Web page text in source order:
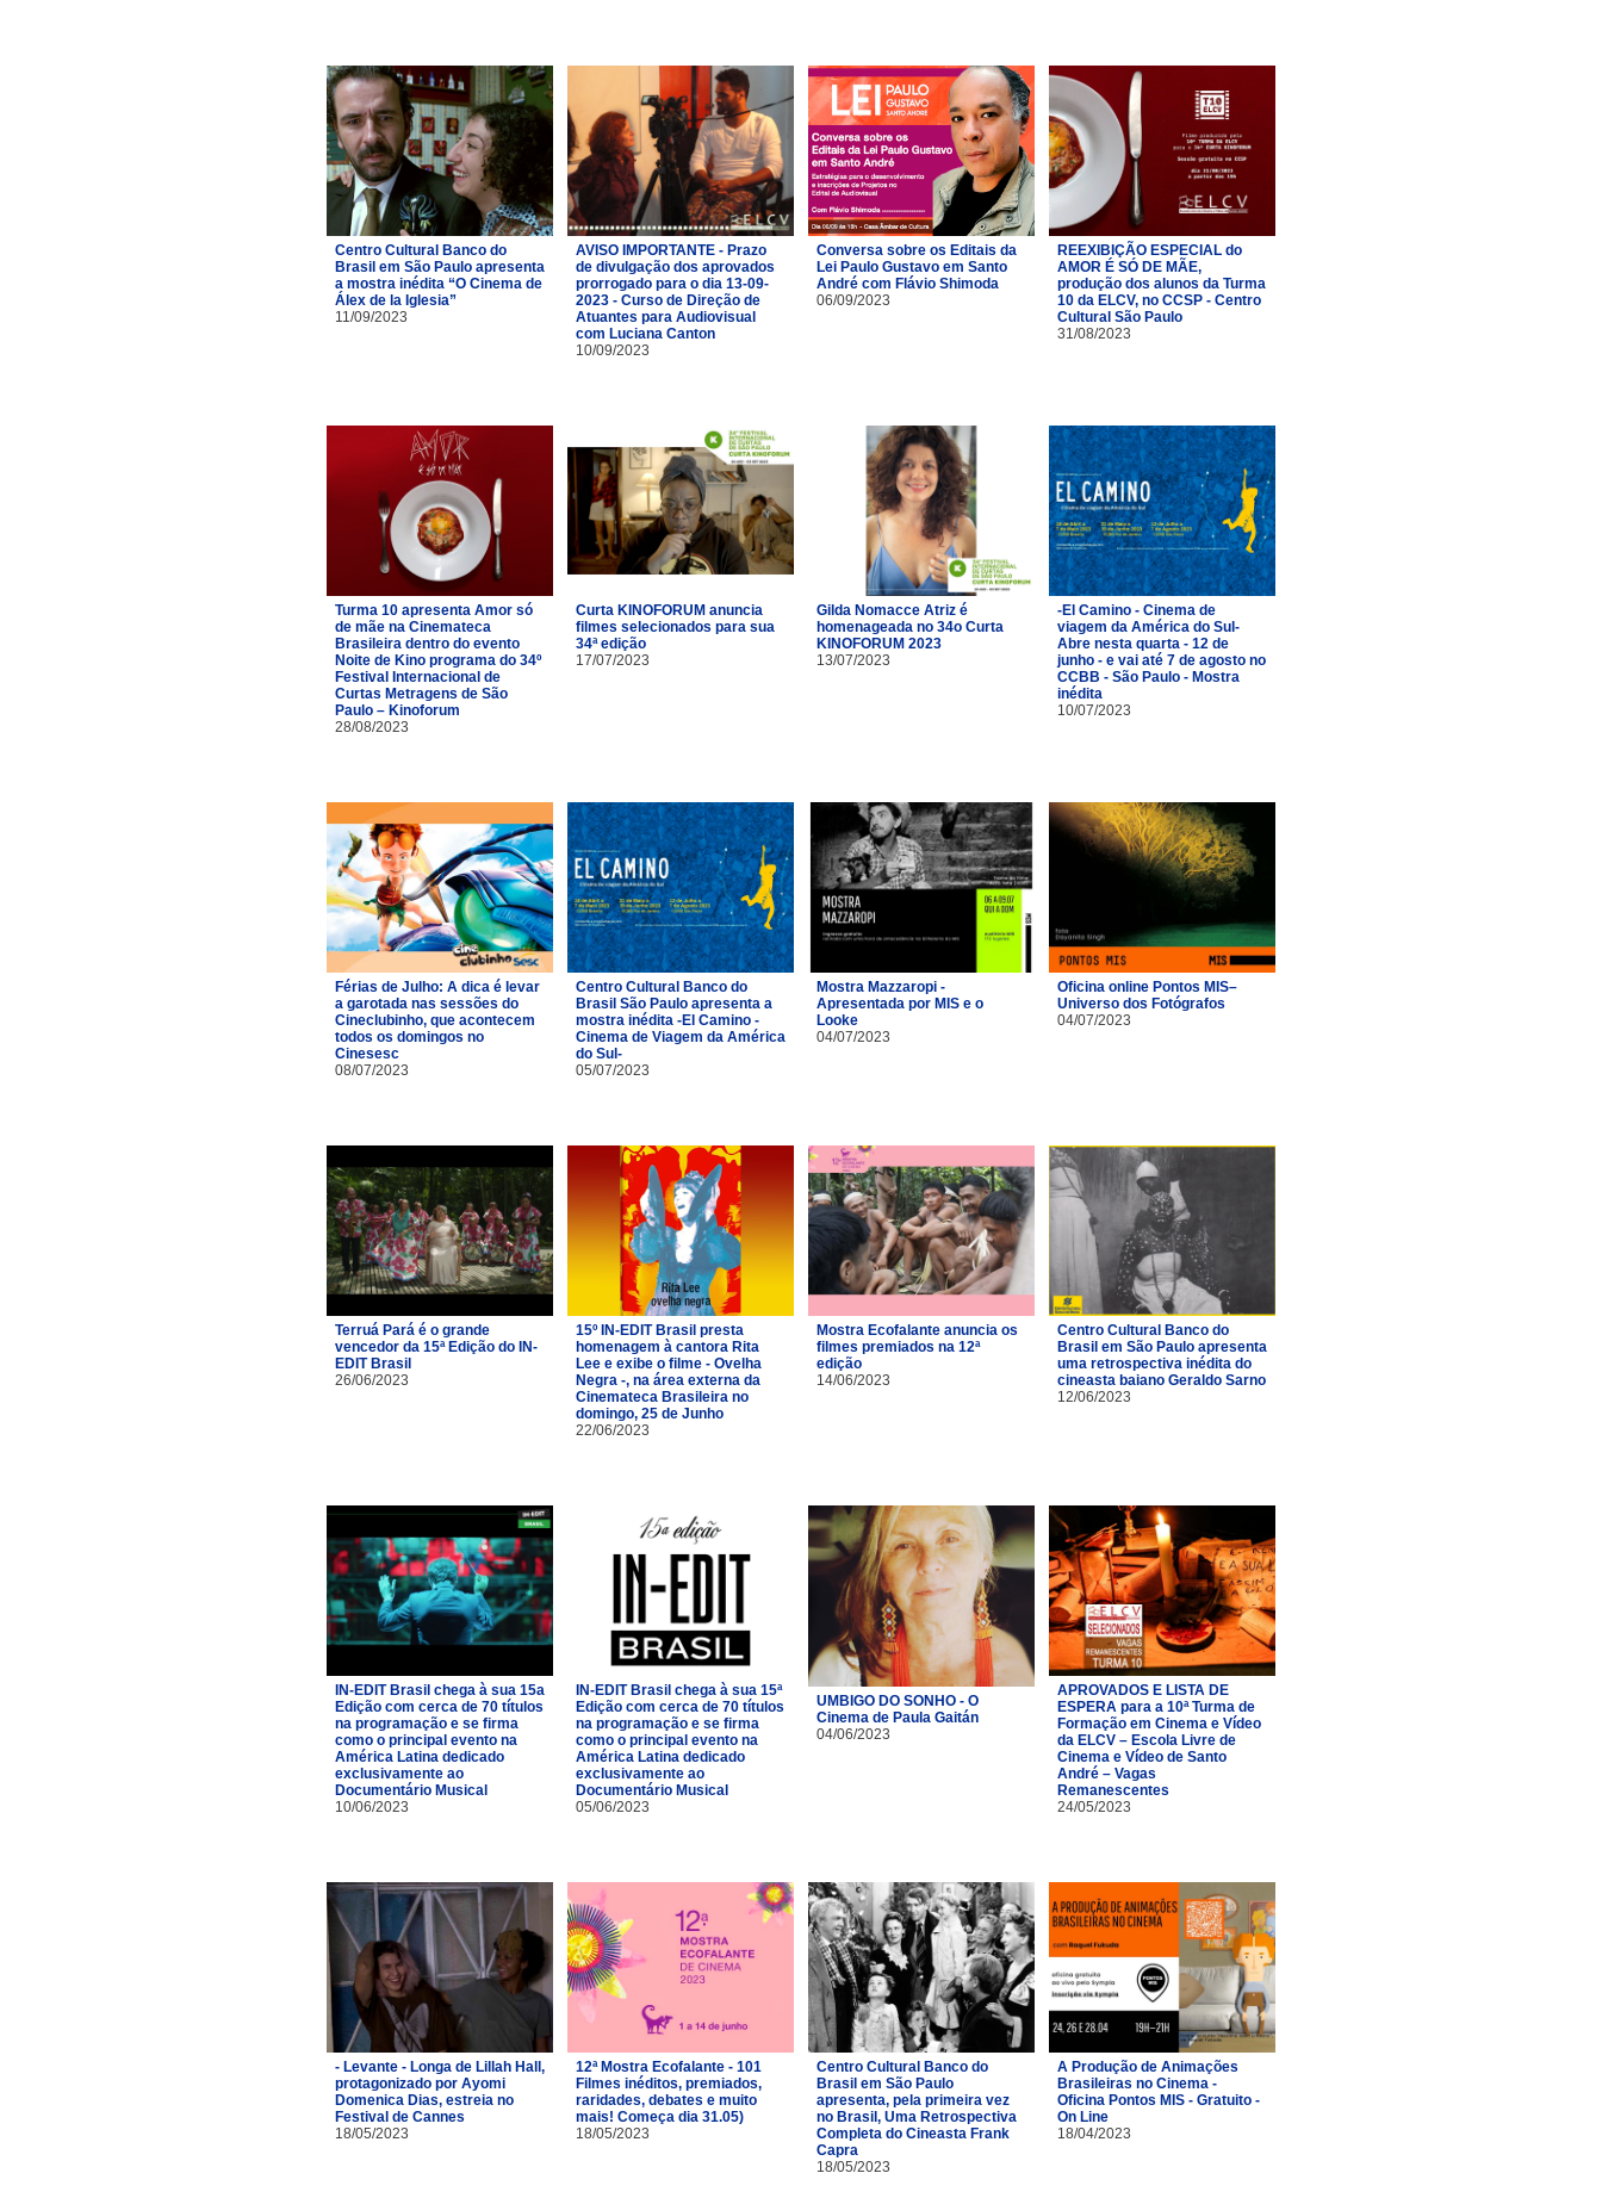
Centro Cultural Banco do
Brasil em São Paulo apresenta
a mostra inédita “O Cinema de
Álex de la Iglesia”
11/09/2023
AVISO IMPORTANTE - Prazo
de divulgação dos aprovados
prorrogado para o dia 13-09-
2023 - Curso de Direção de
Atuantes para Audiovisual
com Luciana Canton
10/09/2023
Conversa sobre os Editais da
Lei Paulo Gustavo em Santo
André com Flávio Shimoda
06/09/2023
REEXIBIÇÃO ESPECIAL do
AMOR É SÓ DE MÃE,
produção dos alunos da Turma
10 da ELCV, no CCSP - Centro
Cultural São Paulo
31/08/2023
Turma 10 apresenta Amor só
de mãe na Cinemateca
Brasileira dentro do evento
Noite de Kino programa do 34º
Festival Internacional de
Curtas Metragens de São
Paulo – Kinoforum
28/08/2023
Curta KINOFORUM anuncia
filmes selecionados para sua
34ª edição
17/07/2023
Gilda Nomacce Atriz é
homenageada no 34o Curta
KINOFORUM 2023
13/07/2023
-El Camino - Cinema de
viagem da América do Sul-
Abre nesta quarta - 12 de
junho - e vai até 7 de agosto no
CCBB - São Paulo - Mostra
inédita
10/07/2023
Férias de Julho: A dica é levar
a garotada nas sessões do
Cineclubinho, que acontecem
todos os domingos no
Cinesesc
08/07/2023
Centro Cultural Banco do
Brasil São Paulo apresenta a
mostra inédita -El Camino -
Cinema de Viagem da América
do Sul-
05/07/2023
Mostra Mazzaropi -
Apresentada por MIS e o
Looke
04/07/2023
Oficina online Pontos MIS–
Universo dos Fotógrafos
04/07/2023
Terruá Pará é o grande
vencedor da 15ª Edição do IN-
EDIT Brasil
26/06/2023
15º IN-EDIT Brasil presta
homenagem à cantora Rita
Lee e exibe o filme - Ovelha
Negra -, na área externa da
Cinemateca Brasileira no
domingo, 25 de Junho
22/06/2023
Mostra Ecofalante anuncia os
filmes premiados na 12ª
edição
14/06/2023
Centro Cultural Banco do
Brasil em São Paulo apresenta
uma retrospectiva inédita do
cineasta baiano Geraldo Sarno
12/06/2023
IN-EDIT Brasil chega à sua 15a
Edição com cerca de 70 títulos
na programação e se firma
como o principal evento na
América Latina dedicado
exclusivamente ao
Documentário Musical
10/06/2023
IN-EDIT Brasil chega à sua 15ª
Edição com cerca de 70 títulos
na programação e se firma
como o principal evento na
América Latina dedicado
exclusivamente ao
Documentário Musical
05/06/2023
UMBIGO DO SONHO - O
Cinema de Paula Gaitán
04/06/2023
APROVADOS E LISTA DE
ESPERA para a 10ª Turma de
Formação em Cinema e Vídeo
da ELCV – Escola Livre de
Cinema e Vídeo de Santo
André – Vagas
Remanescentes
24/05/2023
- Levante - Longa de Lillah Hall,
protagonizado por Ayomi
Domenica Dias, estreia no
Festival de Cannes
18/05/2023
12ª Mostra Ecofalante - 101
Filmes inéditos, premiados,
raridades, debates e muito
mais! Começa dia 31.05)
18/05/2023
Centro Cultural Banco do
Brasil em São Paulo
apresenta, pela primeira vez
no Brasil, Uma Retrospectiva
Completa do Cineasta Frank
Capra
18/05/2023
A Produção de Animações
Brasileiras no Cinema -
Oficina Pontos MIS - Gratuito -
On Line
18/04/2023